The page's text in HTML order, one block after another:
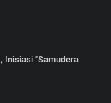
Inisiasi "Samudera